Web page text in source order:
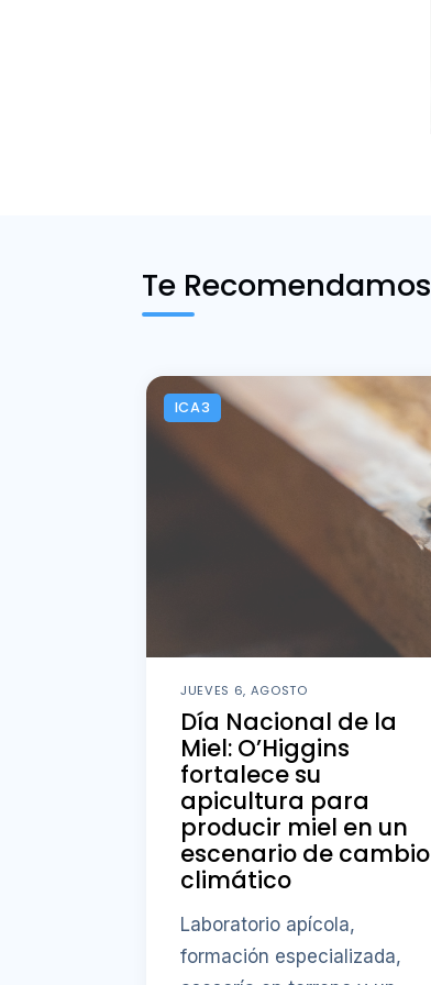
Te Recomendamos
ICA3
JUEVES 6, AGOSTO
Día Nacional de la
Miel: O’Higgins
fortalece su
apicultura para
producir miel en un
escenario de cambio
climático
Laboratorio apícola,
formación especializada,